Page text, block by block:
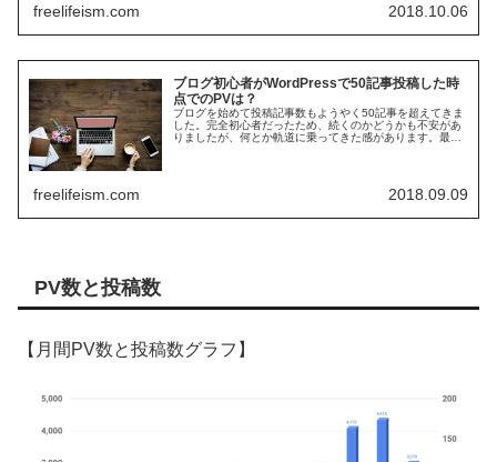
freelifeism.com 2018.10.06
ブログ初心者がWordPressで50記事投稿した時
点でのPVは？
ブログを始めて投稿記事数もようやく50記事を超えてきま
した。完全初心者だったため、続くのかどうかも不安があ
りましたが、何とか軌道に乗ってきた感があります。最初
freelifeism.com 2018.09.09
PV数と投稿数
【月間PV数と投稿数グラフ】